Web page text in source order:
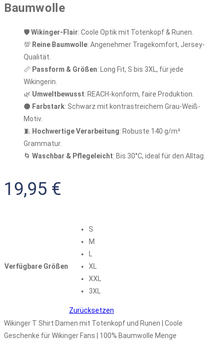
Baumwolle
🛡️Wikinger-Flair: Coole Optik mit Totenkopf & Runen.
💯 Reine Baumwolle: Angenehmer Tragekomfort, Jersey-
Qualität.
📏 Passform & Größen: Long Fit, S bis 3XL, für jede
Wikingerin.
🌿 Umweltbewusst: REACH-konform, faire Produktion.
⚫ Farbstark: Schwarz mit kontrastreichem Grau-Weiß-
Motiv.
🧵 Hochwertige Verarbeitung: Robuste 140 g/m²
Grammatur.
🌀 Waschbar & Pflegeleicht: Bis 30°C, ideal für den Alltag.
19,95 €
Verfügbare Größen
S
M
XL
XXL
3XL
Zurücksetzen
Wikinger T Shirt Damen mit Totenkopf und Runen | Coole
Geschenke für Wikinger Fans | 100% Baumwolle Menge